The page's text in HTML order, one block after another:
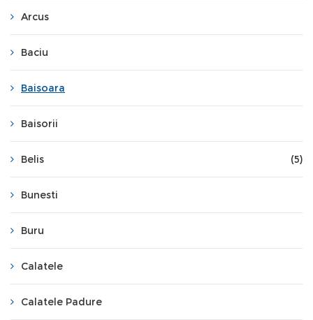
Arcus
Baciu
Baisoara
Baisorii
Belis (5)
Bunesti
Buru
Calatele
Calatele Padure